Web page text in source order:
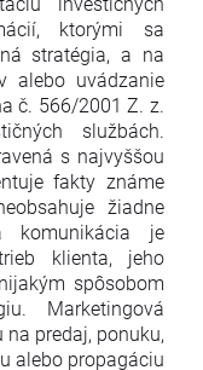
ktorými sa
stratégia, a na
alebo uvádzanie
č. 566/2001 Z. z.
službách.
s najvyššou
fakty známe
žiadne
komunikácia je
klienta, jeho
spôsobom
Marketingová
predaj, ponuku,
alebo propagáciu